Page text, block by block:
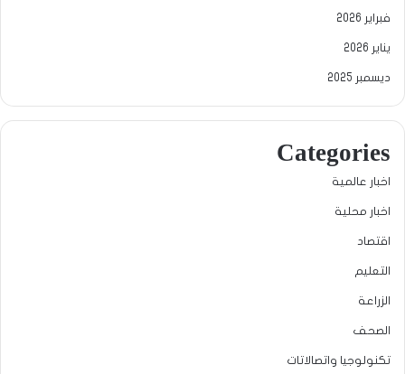
فبراير 2026
يناير 2026
ديسمبر 2025
Categories
اخبار عالمية
اخبار محلية
اقتصاد
التعليم
الزراعة
الصحف
تكنولوجيا واتصالاتات